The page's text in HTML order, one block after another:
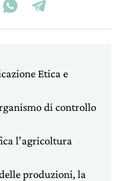
Etica e
di controllo
l’agricoltura
produzioni, la